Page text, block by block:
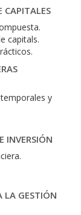
CAPITALES
capitals.
y
INVERSIÓN
LA GESTIÓN